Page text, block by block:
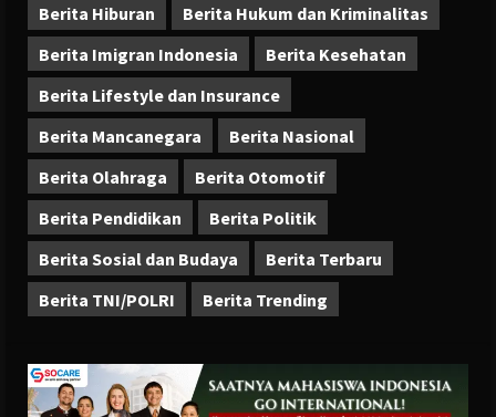
Berita Hiburan
Berita Hukum dan Kriminalitas
Berita Imigran Indonesia
Berita Kesehatan
Berita Lifestyle dan Insurance
Berita Mancanegara
Berita Nasional
Berita Olahraga
Berita Otomotif
Berita Pendidikan
Berita Politik
Berita Sosial dan Budaya
Berita Terbaru
Berita TNI/POLRI
Berita Trending